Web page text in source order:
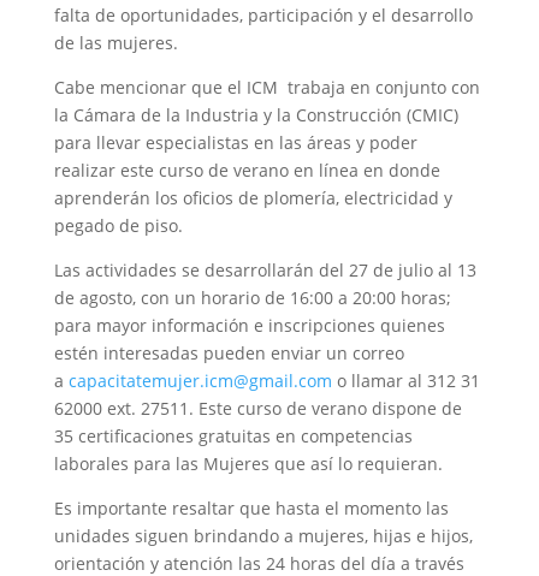
falta de oportunidades, participación y el desarrollo
de las mujeres.
Cabe mencionar que el ICM trabaja en conjunto con
la Cámara de la Industria y la Construcción (CMIC)
para llevar especialistas en las áreas y poder
realizar este curso de verano en línea en donde
aprenderán los oficios de plomería, electricidad y
pegado de piso.
Las actividades se desarrollarán del 27 de julio al 13
de agosto, con un horario de 16:00 a 20:00 horas;
para mayor información e inscripciones quienes
estén interesadas pueden enviar un correo
a capacitatemujer.icm@gmail.com o llamar al 312 31
62000 ext. 27511. Este curso de verano dispone de
35 certificaciones gratuitas en competencias
laborales para las Mujeres que así lo requieran.
Es importante resaltar que hasta el momento las
unidades siguen brindando a mujeres, hijas e hijos,
orientación y atención las 24 horas del día a través